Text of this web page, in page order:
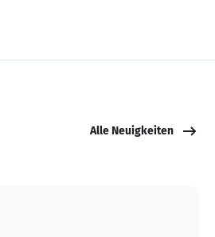
Alle Neuigkeiten